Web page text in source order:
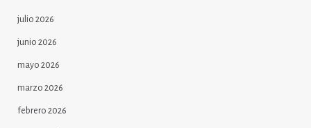
julio 2026
junio 2026
mayo 2026
marzo 2026
febrero 2026